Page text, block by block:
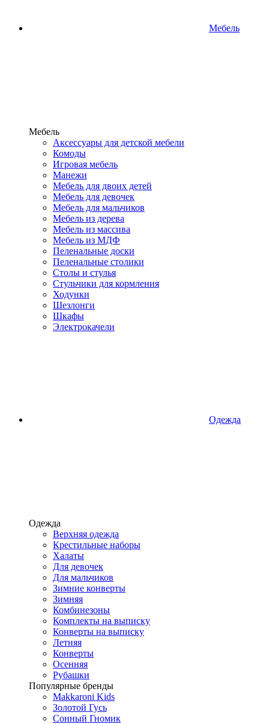
Мебель
Мебель
Аксессуары для детской мебели
Комоды
Игровая мебель
Манежи
Мебель для двоих детей
Мебель для девочек
Мебель для мальчиков
Мебель из дерева
Мебель из массива
Мебель из МДФ
Пеленальные доски
Пеленальные столики
Столы и стулья
Стульчики для кормления
Ходунки
Шезлонги
Шкафы
Электрокачели
Одежда
Одежда
Верхняя одежда
Крестильные наборы
Халаты
Для девочек
Для мальчиков
Зимние конверты
Зимняя
Комбинезоны
Комплекты на выписку
Конверты на выписку
Летняя
Конверты
Осенняя
Рубашки
Популярные бренды
Makkaroni Kids
Золотой Гусь
Сонный Гномик